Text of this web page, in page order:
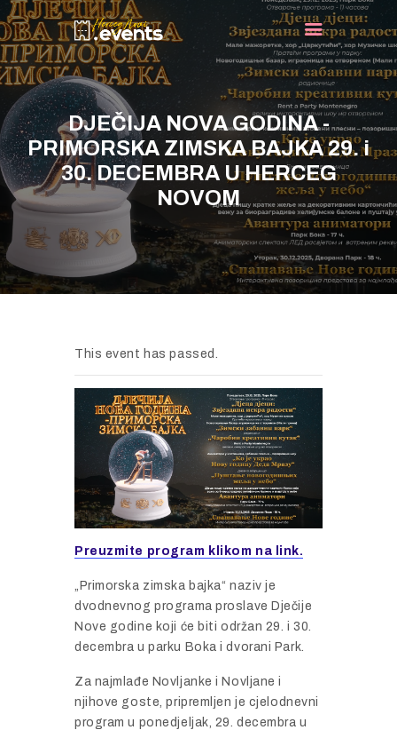
DJEČIJA NOVA GODINA -
PRIMORSKA ZIMSKA BAJKA 29. i
30. DECEMBRA U HERCEG
NOVOM
NASLOVNA
DOGAĐAJI
TURIST INFO
NOVOSTI
KONTAKT
This event has passed.
Preuzmite program klikom na link.
„Primorska zimska bajka“ naziv je
dvodnevnog programa proslave Dječije
Nove godine koji će biti održan 29. i 30.
decembra u parku Boka i dvorani Park.
Za najmlađe Novljanke i Novljane i
njihove goste, pripremljen je cjelodnevni
program u ponedjeljak, 29. decembra u